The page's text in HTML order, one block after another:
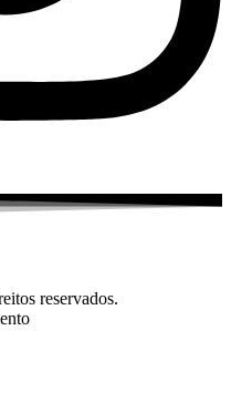
reservados.